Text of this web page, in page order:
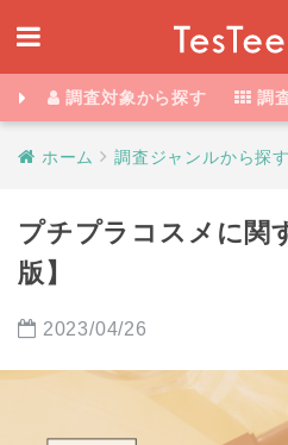
調査対象から探す 調
ホーム 調査ジャンルから探す
プチプラコスメに関
版】
2023/04/26